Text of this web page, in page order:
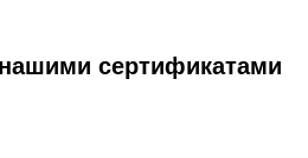
сертификатами